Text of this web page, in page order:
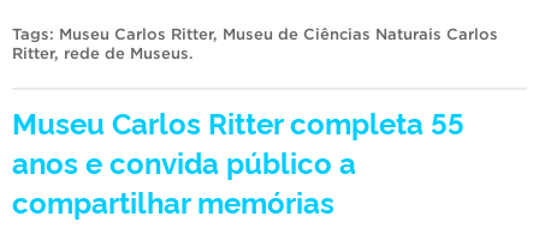
Tags: Museu Carlos Ritter, Museu de Ciências Naturais Carlos
Ritter, rede de Museus.
Museu Carlos Ritter completa 55
anos e convida público a
compartilhar memórias